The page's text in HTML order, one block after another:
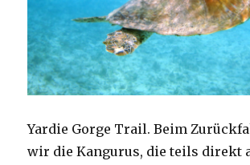
Yardie Gorge Trail. Beim
wir die Kangurus, die teils direkt